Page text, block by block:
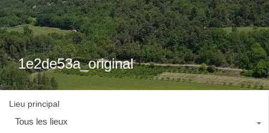
1e2de53a_original
Lieu principal
Tous les lieux